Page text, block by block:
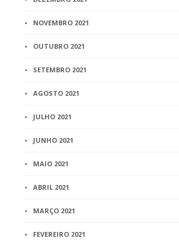
NOVEMBRO 2021
OUTUBRO 2021
SETEMBRO 2021
AGOSTO 2021
JULHO 2021
JUNHO 2021
MAIO 2021
ABRIL 2021
MARÇO 2021
FEVEREIRO 2021